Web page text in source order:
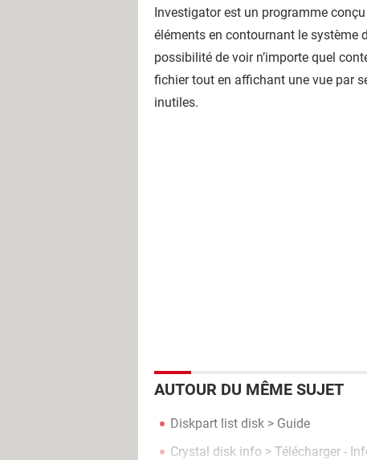
Investigator est un programme
éléments en contournant le système
possibilité de voir n’importe quel
fichier tout en affichant une vue par
inutiles.
AUTOUR DU MÊME SUJET
Diskpart list disk > Guide
Crystal disk info > Télécharger -